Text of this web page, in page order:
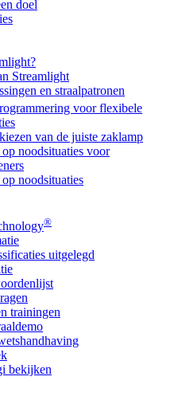
doel
Streamlight
en straalpatronen
voor flexibele
van de juiste zaklamp
noodsituaties voor
noodsituaties
®
uitgelegd
trainingen
bekijken